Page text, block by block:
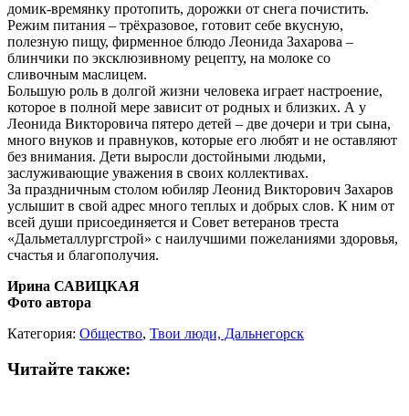
домик-времянку протопить, дорожки от снега почистить.
Режим питания – трёхразовое, готовит себе вкусную,
полезную пищу, фирменное блюдо Леонида Захарова –
блинчики по эксклюзивному рецепту, на молоке со
сливочным маслицем.
Большую роль в долгой жизни человека играет настроение,
которое в полной мере зависит от родных и близких. А у
Леонида Викторовича пятеро детей – две дочери и три сына,
много внуков и правнуков, которые его любят и не оставляют
без внимания. Дети выросли достойными людьми,
заслуживающие уважения в своих коллективах.
За праздничным столом юбиляр Леонид Викторович Захаров
услышит в свой адрес много теплых и добрых слов. К ним от
всей души присоединяется и Совет ветеранов треста
«Дальметаллургстрой» с наилучшими пожеланиями здоровья,
счастья и благополучия.
Ирина САВИЦКАЯ
Фото автора
Категория: Общество, Твои люди, Дальнегорск
Читайте также: